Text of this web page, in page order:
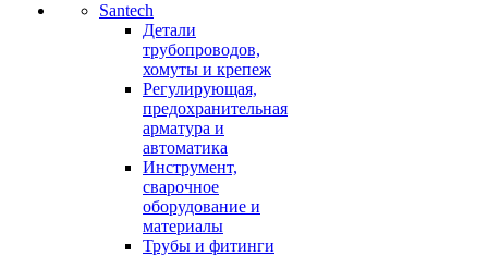
Santech
Детали
трубопроводов,
хомуты и крепеж
Регулирующая,
предохранительная
арматура и
автоматика
Инструмент,
сварочное
оборудование и
материалы
Трубы и фитинги